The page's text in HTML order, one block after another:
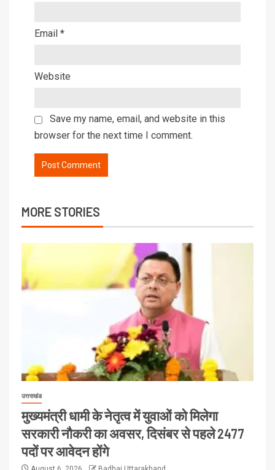
Email *
Website
Save my name, email, and website in this
browser for the next time I comment.
MORE STORIES
उत्तराखंड
मुख्यमंत्री धामी के नेतृत्व में युवाओं को मिलेगा
सरकारी नौकरी का अवसर, दिसंबर से पहले 2477
पदों पर आवेदन होंगे